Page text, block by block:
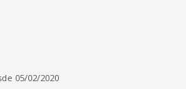
05/02/2020